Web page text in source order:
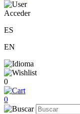
Acceder
ES
EN
0
0